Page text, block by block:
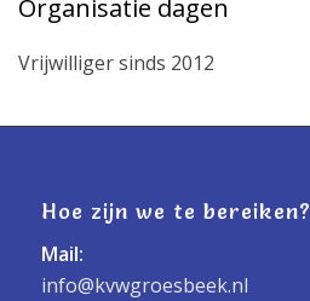
Organisatie dagen
Vrijwilliger sinds 2012
Hoe zijn we te bereiken?
Mail:
info@kvwgroesbeek.nl